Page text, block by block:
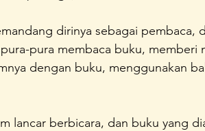
dirinya sebagai pembaca,
pura membaca buku, memberi
dengan buku, menggunakan
lancar berbicara, dan buku yang